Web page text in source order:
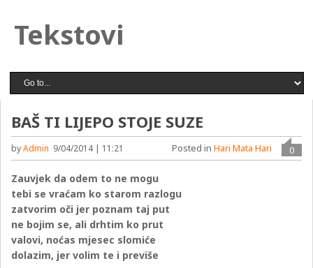
Tekstovi
BAŠ TI LIJEPO STOJE SUZE
byAdmin 9/04/2014 | 11:21 0
Posted in Hari Mata Hari
Zauvjek da odem to ne mogu
tebi se vraćam ko starom razlogu
zatvorim oči jer poznam taj put
ne bojim se, ali drhtim ko prut
valovi, noćas mjesec slomiće
dolazim, jer volim te i previše